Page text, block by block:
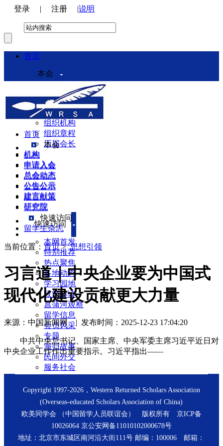
登录 | 注册 |说明
首页
本会
本会介绍
领导机构
理事会
组织机构
组织章程
历届会长
机构
申请入会
总会动态
公告公示
建言献策
研究院
快速访问
本网首发
特别推荐
热点聚焦
各地动态
学习园地
政策解读
菖蒲河观察
留学信息
会员风采
专题
海归故事
民间外交
服务社会
新闻回音
留学生杂志
首页
本会
机构
申请入会
总会动态
公告公示
建言献策
研究院
快速访问
留学生杂志
当前位置： 首页>思想引领
习言道｜中央企业要为中国式
现代化建设贡献更大力量
来源：中国新闻网 | 发布时间：2025-12-23 17:04:20
中共中央总书记、国家主席、中央军委主席习近平近日对
中央企业工作作出重要指示。习近平指出——